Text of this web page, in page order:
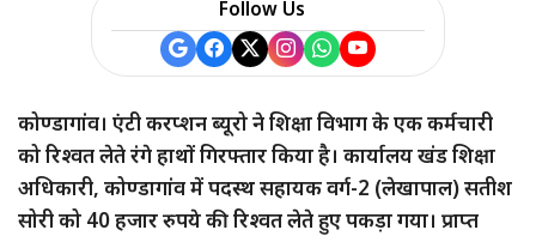
Follow Us
कोण्डागांव। एंटी करप्शन ब्यूरो ने शिक्षा विभाग के एक कर्मचारी
को रिश्वत लेते रंगे हाथों गिरफ्तार किया है। कार्यालय खंड शिक्षा
अधिकारी, कोण्डागांव में पदस्थ सहायक वर्ग-2 (लेखापाल) सतीश
सोरी को 40 हजार रुपये की रिश्वत लेते हुए पकड़ा गया। प्राप्त